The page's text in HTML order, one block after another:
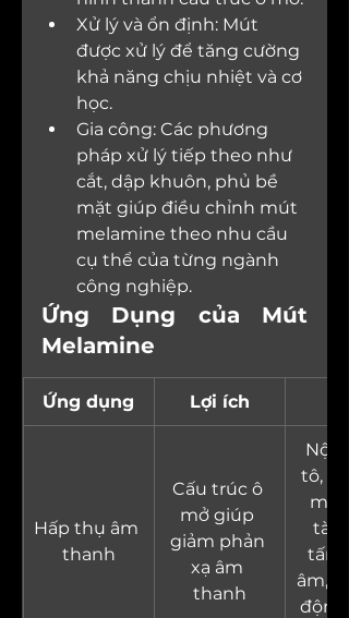
Xử lý và ổn định: Mút
được xử lý để tăng cường
khả năng chịu nhiệt và cơ
học.
Gia công: Các phương
pháp xử lý tiếp theo như
cắt, dập khuôn, phủ bề
mặt giúp điều chỉnh mút
melamine theo nhu cầu
cụ thể của từng ngành
công nghiệp.
Ứng Dụng của Mút
Melamine
Ứng dụng Lợi ích
Hấp thụ âm
thanh
Cấu trúc ô
mở giúp
giảm phản
xạ âm
thanh
Nội
tô,
máy
tàu
tấm
âm,